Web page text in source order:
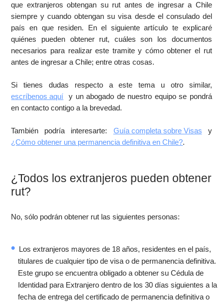
que extranjeros obtengan su rut antes de ingresar a Chile
siempre y cuando obtengan su visa desde el consulado del
país en que residen. En el siguiente artículo te explicaré
quiénes pueden obtener rut, cuáles son los documentos
necesarios para realizar este tramite y cómo obtener el rut
antes de ingresar a Chile; entre otras cosas.
Si tienes dudas respecto a este tema u otro similar,
escríbenos aquí y un abogado de nuestro equipo se pondrá
en contacto contigo a la brevedad.
También podría interesarte: Guía completa sobre Visas y
¿Cómo obtener una permanencia definitiva en Chile?.
¿Todos los extranjeros pueden obtener
rut?
No, sólo podrán obtener rut las siguientes personas:
Los extranjeros mayores de 18 años, residentes en el país,
titulares de cualquier tipo de visa o de permanencia definitiva.
Este grupo se encuentra obligado a obtener su Cédula de
Identidad para Extranjero dentro de los 30 días siguientes a la
fecha de entrega del certificado de permanencia definitiva o